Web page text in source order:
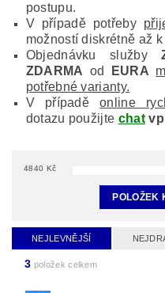
postupu.
V případě potřeby
možností diskrétně až
Objednávku služby
ZDARMA od EURA
potřebné varianty.
V případěonline
dotazu použijte chat
4840 Kč
POLOŽEK
NEJLEVNĚJŠÍ
3 položek celkem